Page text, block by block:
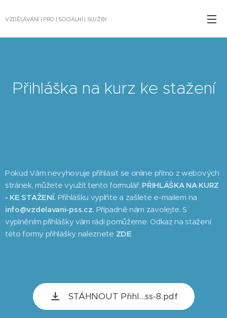
VZDĚLÁVÁNÍ | PRO | SOCIÁLNÍ | SLUŽBY
Přihláška na kurz ke stažení
Pokud Vám nevyhovuje přihlásit se online přímo z webových
stránek, můžete využít tento formulář: PŘIHLÁŠKA NA KURZ
- KE STAŽENÍ. Přihlášku vyplňte a zašlete e-mailem na
info@vzdelavani-pss.cz. Případně nám zavolejte. S
vyplněním přihlášky vám rádi pomůžeme. Odkaz na stažení
této formy přihlášky naleznete ZDE
STÁHNOUT Přihl...ss-8.pdf